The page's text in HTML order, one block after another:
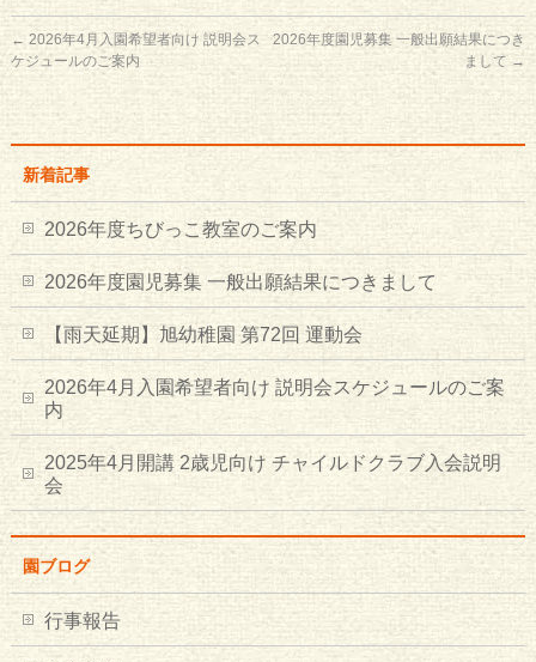
← 2026年4月入園希望者向け 説明会ス
ケジュールのご案内
2026年度園児募集 一般出願結果につき
まして →
新着記事
2026年度ちびっこ教室のご案内
2026年度園児募集 一般出願結果につきまして
【雨天延期】旭幼稚園 第72回 運動会
2026年4月入園希望者向け 説明会スケジュールのご案
内
2025年4月開講 2歳児向け チャイルドクラブ入会説明
会
園ブログ
行事報告